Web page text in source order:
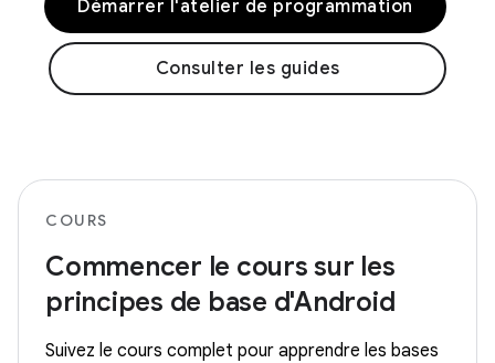
Démarrer l'atelier de programmation
Consulter les guides
COURS
Commencer le cours sur les
principes de base d'Android
Suivez le cours complet pour apprendre les bases